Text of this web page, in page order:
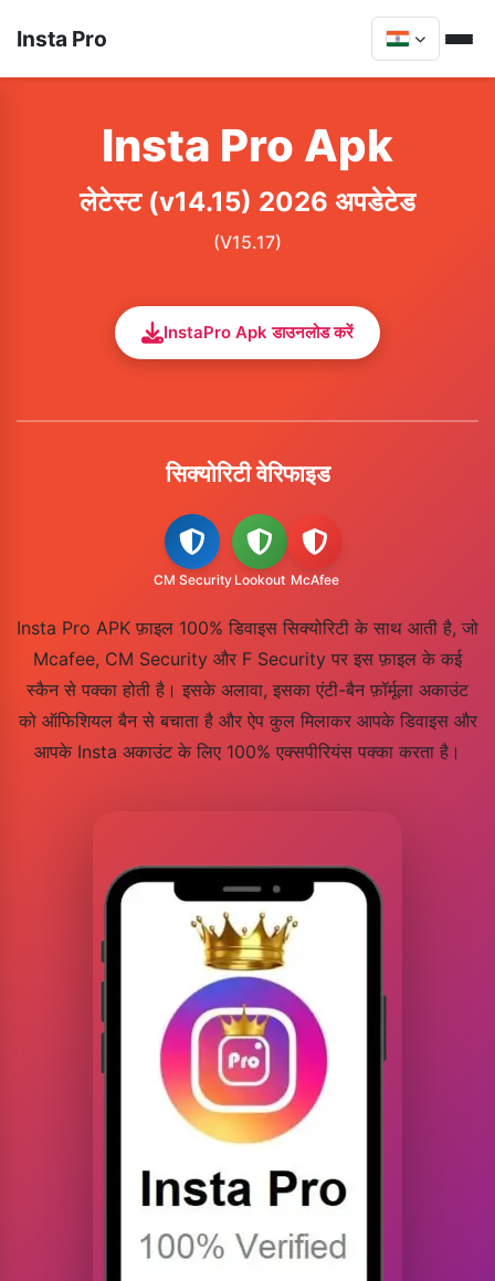
Insta Pro
Insta Pro Apk
लेटेस्ट (v14.15) 2026 अपडेटेड
(V15.17)
InstaPro Apk डाउनलोड करें
सिक्योरिटी वेरिफाइड
CM Security Lookout McAfee
Insta Pro APK फ़ाइल 100% डिवाइस सिक्योरिटी के साथ आती है, जो
Mcafee, CM Security और F Security पर इस फ़ाइल के कई
स्कैन से पक्का होती है। इसके अलावा, इसका एंटी-बैन फ़ॉर्मूला अकाउंट
को ऑफिशियल बैन से बचाता है और ऐप कुल मिलाकर आपके डिवाइस और
आपके Insta अकाउंट के लिए 100% एक्सपीरियंस पक्का करता है।